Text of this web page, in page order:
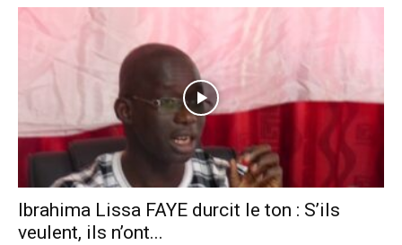
Ibrahima Lissa FAYE durcit le ton : S’ils
veulent, ils n’ont...